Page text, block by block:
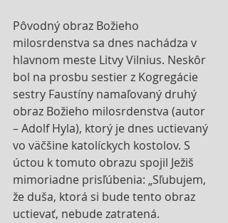
Pôvodný obraz Božieho
milosrdenstva sa dnes nachádza v
hlavnom meste Litvy Vilnius. Neskôr
bol na prosbu sestier z Kogregácie
sestry Faustíny namaľovaný druhý
obraz Božieho milosrdenstva (autor
– Adolf Hyla), ktorý je dnes uctievaný
vo väčšine katolíckych kostolov. S
úctou k tomuto obrazu spojil Ježiš
mimoriadne prisľúbenia: „Sľubujem,
že duša, ktorá si bude tento obraz
uctievať, nebude zatratená.